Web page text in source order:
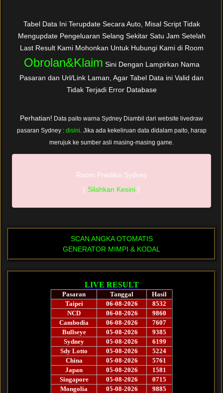
Tabel Data Ini Terupdate Secara Auto, Misal Script Tidak
Mengupdate Pengeluaran Selang Sekitar Satu Jam Setelah
Last Result Kami Mohonkan Untuk Hubungi Kami di Room
Obrolan&Klaim Sini Dengan Lampirkan Nama
Pasaran dan Url/Link Laman, Agar Tabel Data ini Valid dan
Tidak Terjadi Error Database
Perhatian! Data paito warna Sydney Diambil dari website livedraw
pasaran Sydney : disini. Jika ada kekeliruan data didalam paito, harap
merujuk ke sumber asli masing-masing game.
Room Prediksi Sydney
( Silahkan Kesini )
SCAN ANGKA OTOMATIS
GENERATOR MIMPI & KODAL